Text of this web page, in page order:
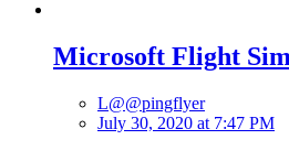
Microsoft Flight
L@@pingflyer
July 30, 2020 at 7:47 PM